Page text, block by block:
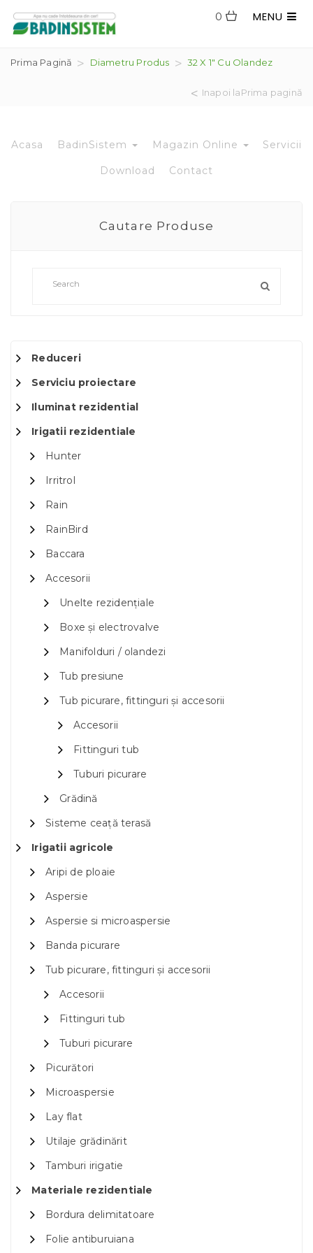
MENU
0
Prima Pagină Diametru Produs 32 X 1" Cu Olandez
Inapoi laPrima pagină
Acasa BadinSistem Magazin Online Servicii
Download Contact
Cautare Produse
Reduceri
Serviciu proiectare
Iluminat rezidential
Irigatii rezidentiale
Hunter
Irritrol
Rain
RainBird
Baccara
Accesorii
Unelte rezidențiale
Boxe și electrovalve
Manifolduri / olandezi
Tub presiune
Tub picurare, fittinguri și accesorii
Accesorii
Fittinguri tub
Tuburi picurare
Grădină
Sisteme ceață terasă
Irigatii agricole
Aripi de ploaie
Aspersie
Aspersie si microaspersie
Banda picurare
Tub picurare, fittinguri și accesorii
Accesorii
Fittinguri tub
Tuburi picurare
Picurători
Microaspersie
Lay flat
Utilaje grădinărit
Tamburi irigatie
Materiale rezidentiale
Bordura delimitatoare
Folie antiburuiana